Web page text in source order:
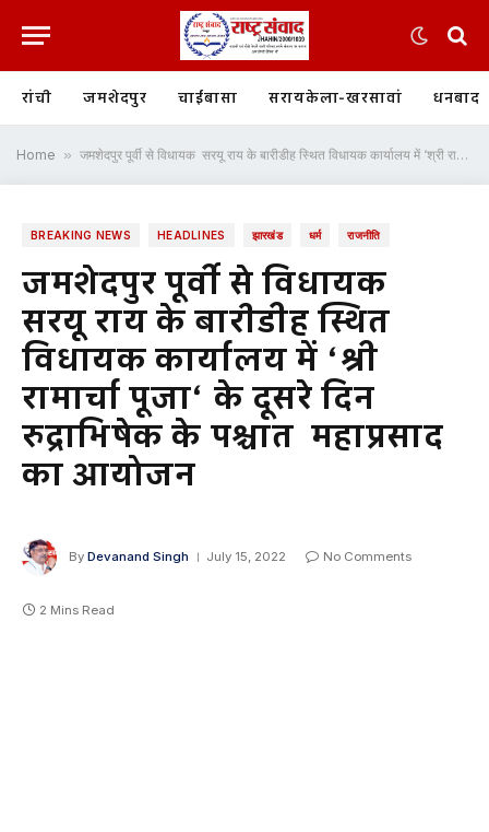
रांची जमशेदपुर चाईबासा सरायकेला-खरसावां धनबाद
Home » जमशेदपुर पूर्वी से विधायक सरयू राय के बारीडीह स्थित विधायक कार्यालय में ‘श्री रामार्चा पूजा‘ के दूसरे दिन रुद्राभिषेक के पश्चात महाप्रसाद का आयोजन
BREAKING NEWS HEADLINES झारखंड धर्म राजनीति
जमशेदपुर पूर्वी से विधायक
सरयू राय के बारीडीह स्थित
विधायक कार्यालय में ‘श्री
रामार्चा पूजा‘ के दूसरे दिन
रुद्राभिषेक के पश्चात महाप्रसाद
का आयोजन
By Devanand Singh July 15, 2022 No Comments
2 Mins Read